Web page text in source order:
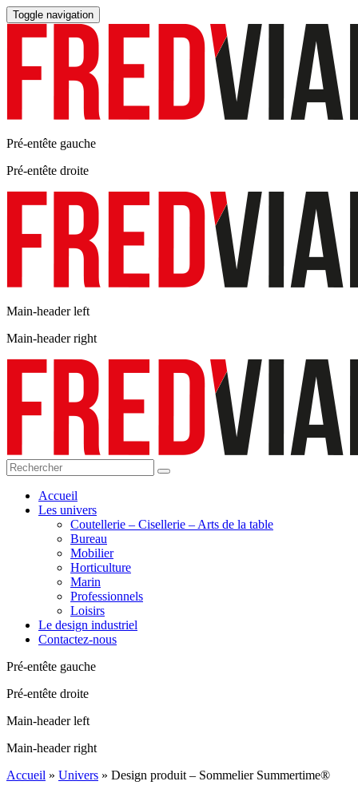
Toggle navigation
Pré-entête gauche
Pré-entête droite
Main-header left
Main-header right
Accueil
Les univers
Coutellerie – Cisellerie – Arts de la table
Bureau
Mobilier
Horticulture
Marin
Professionnels
Loisirs
Le design industriel
Contactez-nous
Pré-entête gauche
Pré-entête droite
Main-header left
Main-header right
Accueil » Univers » Design produit – Sommelier Summertime®